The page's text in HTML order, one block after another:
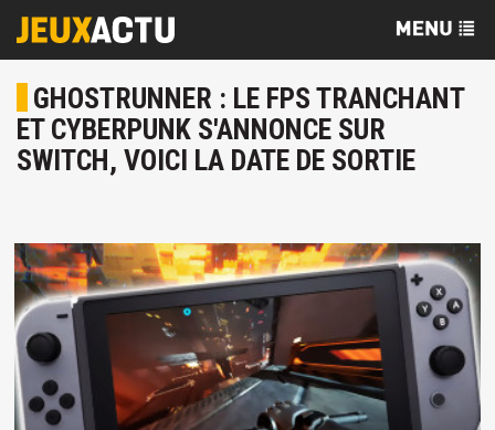
GHOSTRUNNER : LE FPS TRANCHANT
ET CYBERPUNK S'ANNONCE SUR
SWITCH, VOICI LA DATE DE SORTIE